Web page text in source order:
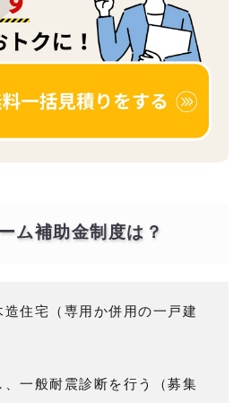
ム補助金制度は？
住宅（専用か併用の一戸建
一般耐震診断を行う（募集